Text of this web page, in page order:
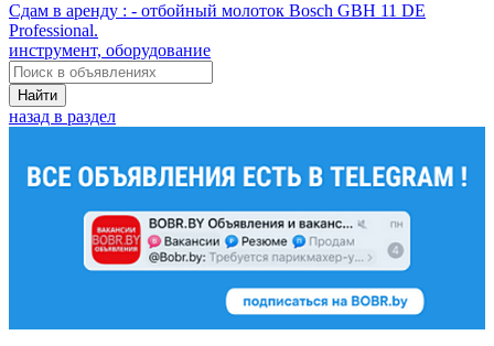
Сдам в аренду : - отбойный молоток Bosch GBH 11 DE
Professional.
инструмент, оборудование
Найти
назад в раздел